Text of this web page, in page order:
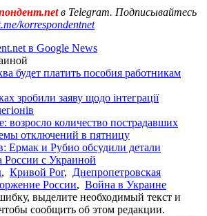
в Telegram. Подписывайтесь
korrespondentnet
в Google News
будет платить пособия работникам
зробили заяву щодо інтеграції
возросло количество пострадавших
отключений в пятницу
Ермак и Рубио обсудили детали
России с Украиной
, Кривой Рог, Днепропетровская
России, Война в Украине
выделите необходимый текст и
сообщить об этом редакции.